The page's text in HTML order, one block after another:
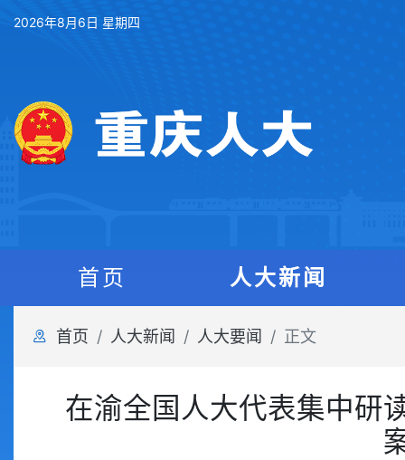
2026年8月6日 星期四
首页 人大新闻
首页 人大新闻 人大要闻 正文
在渝全国人大代表集中研